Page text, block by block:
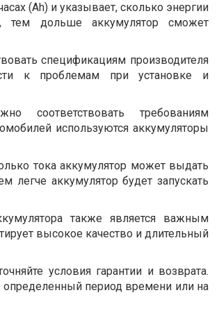
(Ah) и указывает, сколько энергии
тем дольше аккумулятор сможет
спецификациям производителя
к проблемам при установке и
соответствовать требованиям
используются аккумуляторы
тока аккумулятор может выдать
легче аккумулятор будет запускать
также является важным
высокое качество и длительный
условия гарантии и возврата.
определенный период времени или на